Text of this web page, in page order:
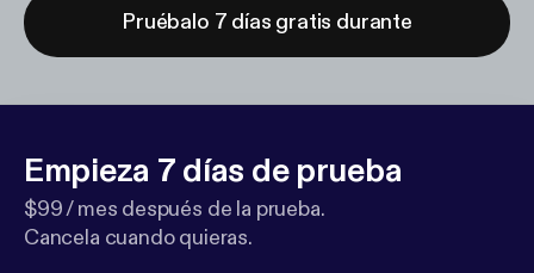
Pruébalo 7 días gratis durante
Empieza 7 días de prueba
$99 / mes después de la prueba.
Cancela cuando quieras.